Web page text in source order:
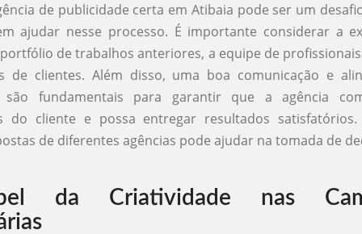
de publicidade certa em Atibaia pode ser um
ajudar nesse processo. É importante considerar a
de trabalhos anteriores, a equipe de
de clientes. Além disso, uma boa comunicação e
são fundamentais para garantir que a agência
do cliente e possa entregar resultados
de diferentes agências pode ajudar na tomada de
da Criatividade nas